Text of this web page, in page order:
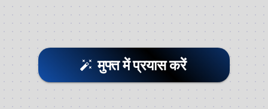
मुफ्त में प्रयास करें